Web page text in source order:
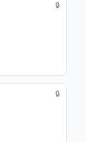
🔒
🔒